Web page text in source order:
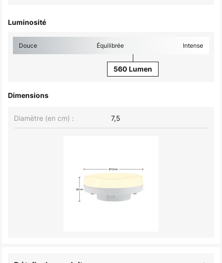
Luminosité
Douce Équilibrée Intense
560 Lumen
Dimensions
Diamètre (en cm) : 7,5